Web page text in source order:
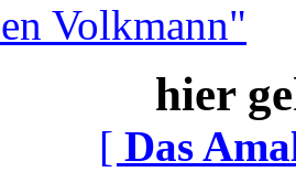
Volkmann"
hier
[ Das